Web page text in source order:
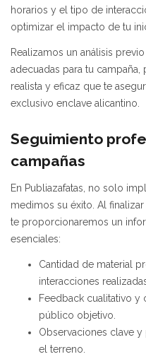
horarios y el tipo de
optimizar el impacto de tu
Realizamos un análisis
adecuadas para tu
realista y eficaz que te
exclusivo enclave alicantino.
Seguimiento
campañas
En Publiazafatas, no solo
medimos su éxito. Al
te proporcionaremos un
esenciales:
Cantidad de material
interacciones
Feedback cualitativo y
público objetivo.
Observaciones clave
el terreno.